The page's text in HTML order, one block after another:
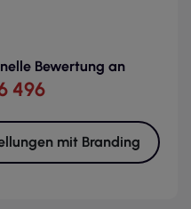
Bewertung an
496
mit Branding